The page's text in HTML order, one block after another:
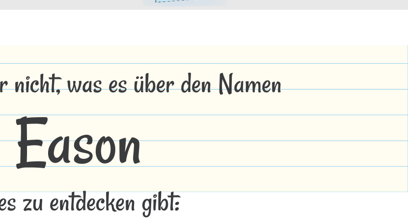
nicht, was es über den Namen
Eason
zu entdecken gibt: